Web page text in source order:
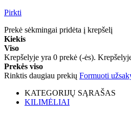
Pirkti
Prekė sėkmingai pridėta į krepšelį
Kiekis
Viso
Krepšelyje yra 0 prekė (-ės).
Prekės viso
Rinktis daugiau prekių Formuoti
KATEGORIJŲ SĄRAŠAS
KILIMĖLIAI